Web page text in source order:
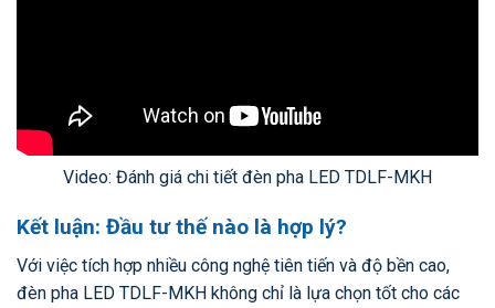
Video: Đánh giá chi tiết đèn pha LED TDLF-MKH
Kết luận: Đầu tư thế nào là hợp lý?
Với việc tích hợp nhiều công nghệ tiên tiến và độ bền cao,
đèn pha LED TDLF-MKH không chỉ là lựa chọn tốt cho các